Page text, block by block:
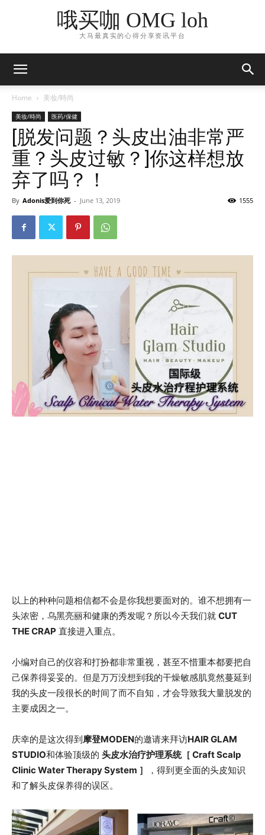
哦买咖 OMG loh
大马最真实的心得分享资讯平台
Home 美妆/時尚
美妆/時尚 医药/保健
[脱发问题？头皮出油非常严
重？头皮过敏？]你这样想放
弃了吗？！
By Adonis爱到你死 - June 13, 2019 1555
以上的种种问题相信都不会是你我想要面对的。谁不想拥有一
头浓密，乌黑亮丽和健康的秀发呢？所以今天我们就 CUT
THE CRAP 直接进入重点。
小编对自己的仪容和打扮都非常重视，甚至不惜重本都要把自
己保养得妥妥的。但是万万没想到我的干燥敏感肌竟然蔓延到
我的头皮一段很长的时间了而不自知，才会导致我大量脱发的
主要成因之一。
庆幸的是这次得到摩登MODEN的邀请来拜访HAIR GLAM
STUDIO和体验顶级的 头皮水治疗护理系统［ Craft Scalp
Clinic Water Therapy System ］
，得到更全面的头皮知识
和了解头皮保养得的误区。